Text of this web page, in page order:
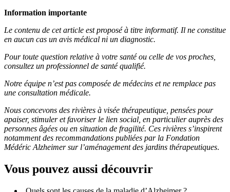
Information importante
Le contenu de cet article est proposé à titre informatif. Il ne constitue
en aucun cas un avis médical ni un diagnostic.
Pour toute question relative à votre santé ou celle de vos proches,
consultez un professionnel de santé qualifié.
Notre équipe n’est pas composée de médecins et ne remplace pas
une consultation médicale.
Nous concevons des rivières à visée thérapeutique, pensées pour
apaiser, stimuler et favoriser le lien social, en particulier auprès des
personnes âgées ou en situation de fragilité. Ces rivières s’inspirent
notamment des recommandations publiées par la Fondation
Médéric Alzheimer sur l’aménagement des jardins thérapeutiques.
Vous pouvez aussi découvrir